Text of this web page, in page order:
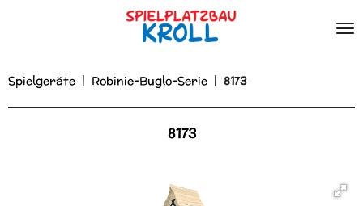
Spielgeräte | Robinie-Buglo-Serie | 8173
8173